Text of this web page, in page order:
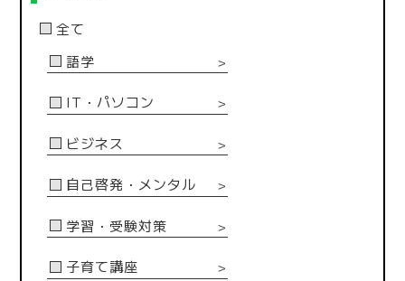
全て
＞
語学
＞
IT・パソコン
＞
ビジネス
＞
自己啓発・メンタル
＞
学習・受験対策
＞
子育て講座